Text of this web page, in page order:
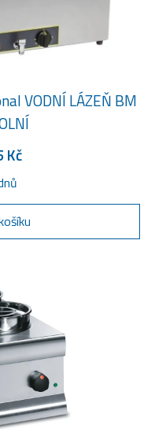
VODNÍ LÁZEŇ BM
Kč